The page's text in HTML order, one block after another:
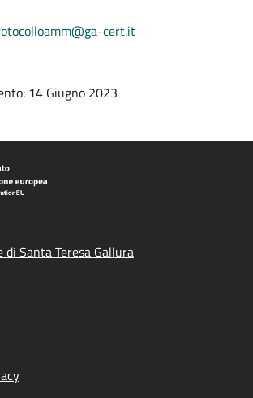
cert.it
14 Giugno 2023
di Santa Teresa Gallura